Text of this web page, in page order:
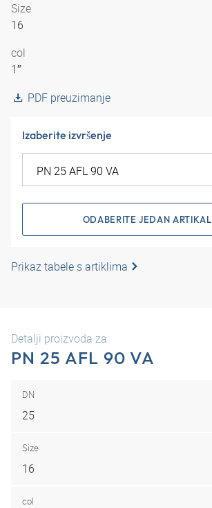
Size
16
col
1″
PDF preuzimanje
Izaberite izvršenje
ODABERITE JEDAN ARTIKAL
Prikaz tabele s artiklima
Detalji proizvoda za
PN 25 AFL 90 VA
DN
25
Size
16
col